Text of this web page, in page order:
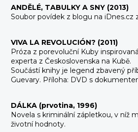
ANDĚLÉ, TABULKY A SNY (2013)
Soubor povídek z blogu na iDnes.cz
VIVA LA REVOLUCIÓN? (2011)
Próza z porevoluční Kuby
experta z Československa na Kubě.
Součástí knihy je legend zbavený
Guevary. Příloha: DVD s
DÁLKA (prvotina, 1996)
Novela s kriminální zápletkou, v níž
životní hodnoty.